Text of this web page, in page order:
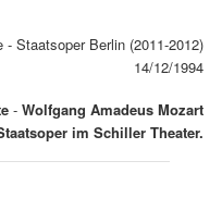
- Staatsoper Berlin (2011-2012)
14/12/1994
- Wolfgang Amadeus Mozart
im Schiller Theater.